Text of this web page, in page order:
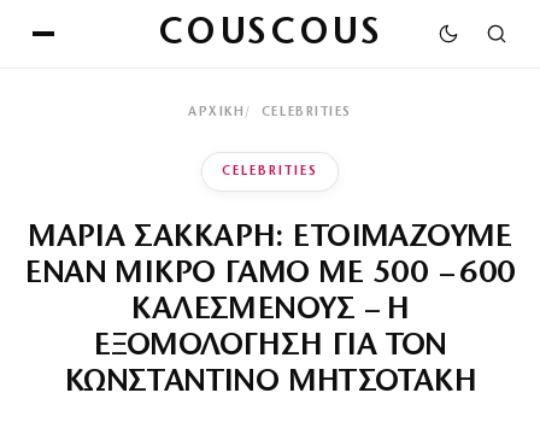
COUSCOUS
ΑΡΧΙΚΉ CELEBRITIES
CELEBRITIES
ΜΑΡΙΑ ΣΑΚΚΑΡΗ: ΕΤΟΙΜΑΖΟΥΜΕ
ΕΝΑΝ ΜΙΚΡΟ ΓΑΜΟ ΜΕ 500 – 600
ΚΑΛΕΣΜΕΝΟΥΣ – Η
ΕΞΟΜΟΛΟΓΗΣΗ ΓΙΑ ΤΟΝ
ΚΩΝΣΤΑΝΤΙΝΟ ΜΗΤΣΟΤΑΚΗ